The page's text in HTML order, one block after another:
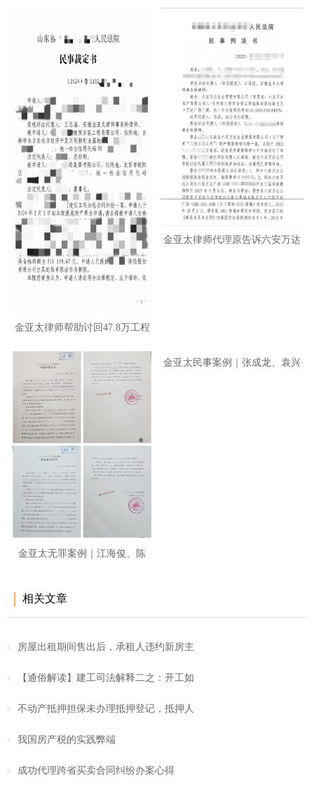
金亚太律师帮助讨回47.8万工程
金亚太律师代理原告诉六安万达
金亚太无罪案例｜江海俊、陈
金亚太民事案例｜张成龙、袁兴
相关文章
房屋出租期间售出后，承租人违约新房主
【通俗解读】建工司法解释二之：开工如
不动产抵押担保未办理抵押登记，抵押人
我国房产税的实践弊端
成功代理跨省买卖合同纠纷办案心得